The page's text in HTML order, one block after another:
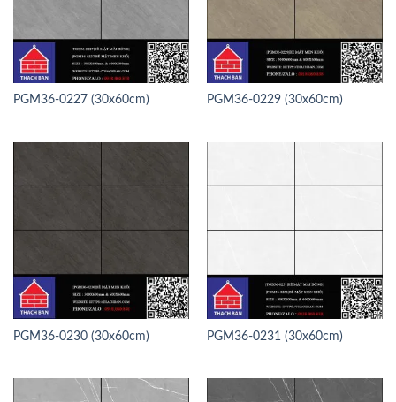
PGM36-0227 (30x60cm) PGM36-0229 (30x60cm)
PGM36-0230 (30x60cm) PGM36-0231 (30x60cm)